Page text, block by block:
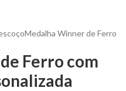
Medalha Winner de Ferro
Ferro com